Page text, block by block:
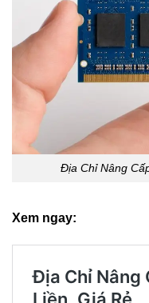
Địa Chỉ Nâng
Xem ngay: